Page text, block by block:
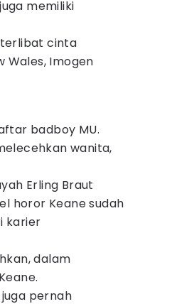
memiliki
terlibat cinta
Wales, Imogen
badboy MU.
wanita,
Erling Braut
horor Keane sudah
karier
dalam
pernah